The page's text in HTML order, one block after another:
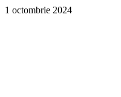
1 octombrie 2024